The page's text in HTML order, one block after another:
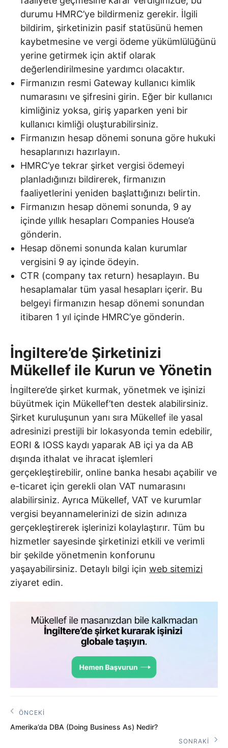
durumu HMRC’ye bildirmeniz gerekir. İlgili
bildirim, şirketinizin pasif statüsünü hemen
kaybetmesine ve vergi ödeme yükümlülüğünü
yerine getirmek için aktif olarak
değerlendirilmesine yardımcı olacaktır.
Firmanızın resmi Gateway kullanıcı kimlik
numarasını ve şifresini girin. Eğer bir kullanıcı
kimliğiniz yoksa, giriş yaparken yeni bir
kullanıcı kimliği oluşturabilirsiniz.
Firmanızın hesap dönemi sonuna göre hukuki
hesaplarınızı hazırlayın.
HMRC’ye tekrar şirket vergisi ödemeyi
planladığınızı bildirerek, firmanızın
faaliyetlerini yeniden başlattığınızı belirtin.
Firmanızın hesap dönemi sonunda, 9 ay
içinde yıllık hesapları Companies House’a
gönderin.
Hesap dönemi sonunda kalan kurumlar
vergisini 9 ay içinde ödeyin.
CTR (company tax return) hesaplayın. Bu
hesaplamalar tüm yasal hesapları içerir. Bu
belgeyi firmanızın hesap dönemi sonundan
itibaren 1 yıl içinde HMRC’ye gönderin.
İngiltere’de Şirketinizi
Mükellef ile Kurun ve Yönetin
İngiltere’de şirket kurmak, yönetmek ve işinizi
büyütmek için Mükellef’ten destek alabilirsiniz.
Şirket kuruluşunun yanı sıra Mükellef ile yasal
adresinizi prestijli bir lokasyonda temin edebilir,
EORI & IOSS kaydı yaparak AB içi ya da AB
dışında ithalat ve ihracat işlemleri
gerçekleştirebilir, online banka hesabı açabilir ve
e-ticaret için gerekli olan VAT numarasını
alabilirsiniz. Ayrıca Mükellef, VAT ve kurumlar
vergisi beyannamelerinizi de sizin adınıza
gerçekleştirerek işlerinizi kolaylaştırır. Tüm bu
hizmetler sayesinde şirketinizi etkili ve verimli
bir şekilde yönetmenin konforunu
yaşayabilirsiniz. Detaylı bilgi için web sitemizi
ziyaret edin.
Yazı
gezinmesi
ÖNCEKI
Önceki
Amerika’da DBA (Doing Business As) Nedir?
SONRAKI